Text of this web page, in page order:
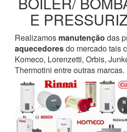
E
Realizamos manutenção das
aquecedoresdo mercado tais
Komeco, Lorenzetti, Orbis,
Thermotini entre outras marcas.